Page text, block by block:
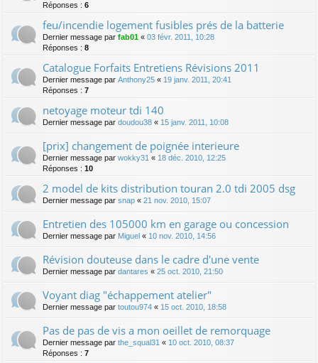
Réponses : 6
feu/incendie logement fusibles prés de la batterie
Dernier message par fab01 « 03 févr. 2011, 10:28
Réponses : 8
Catalogue Forfaits Entretiens Révisions 2011
Dernier message par Anthony25 « 19 janv. 2011, 20:41
Réponses : 7
netoyage moteur tdi 140
Dernier message par doudou38 « 15 janv. 2011, 10:08
[prix] changement de poignée interieure
Dernier message par wokky31 « 18 déc. 2010, 12:25
Réponses : 10
2 model de kits distribution touran 2.0 tdi 2005 dsg
Dernier message par snap « 21 nov. 2010, 15:07
Entretien des 105000 km en garage ou concession
Dernier message par Miguel « 10 nov. 2010, 14:56
Révision douteuse dans le cadre d'une vente
Dernier message par dantares « 25 oct. 2010, 21:50
Voyant diag "échappement atelier"
Dernier message par toutou974 « 15 oct. 2010, 18:58
Pas de pas de vis a mon oeillet de remorquage
Dernier message par the_squal31 « 10 oct. 2010, 08:37
Réponses : 7